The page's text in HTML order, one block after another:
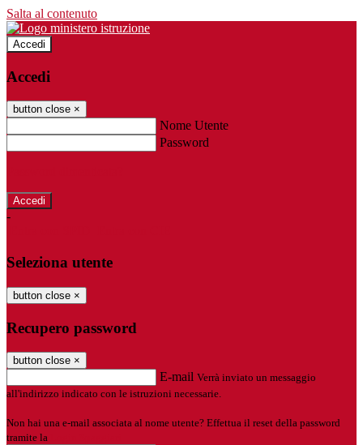
Salta al contenuto
Accedi
Accedi
button close ×
Nome Utente
Password
-
Seleziona utente
button close ×
Recupero password
button close ×
E-mail Verrà inviato un messaggio
all'indirizzo indicato con le istruzioni necessarie.
Non hai una e-mail associata al nome utente? Effettua il reset della password
tramite la